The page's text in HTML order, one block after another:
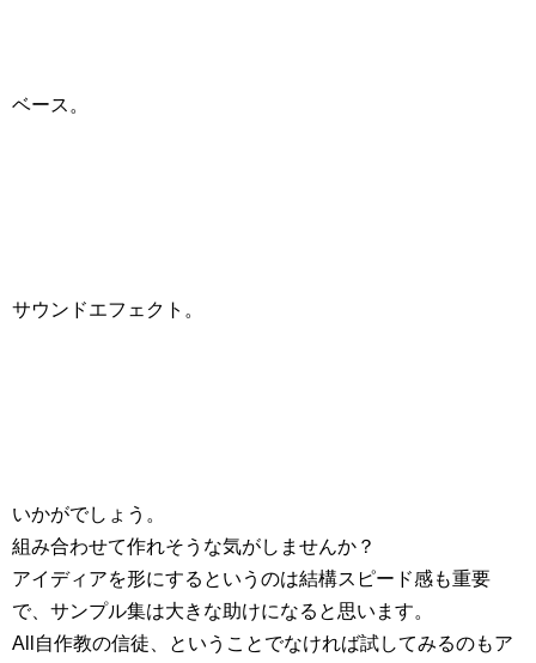
ベース。
サウンドエフェクト。
いかがでしょう。
組み合わせて作れそうな気がしませんか？
アイディアを形にするというのは結構スピード感も重要
で、サンプル集は大きな助けになると思います。
All自作教の信徒、ということでなければ試してみるのもア